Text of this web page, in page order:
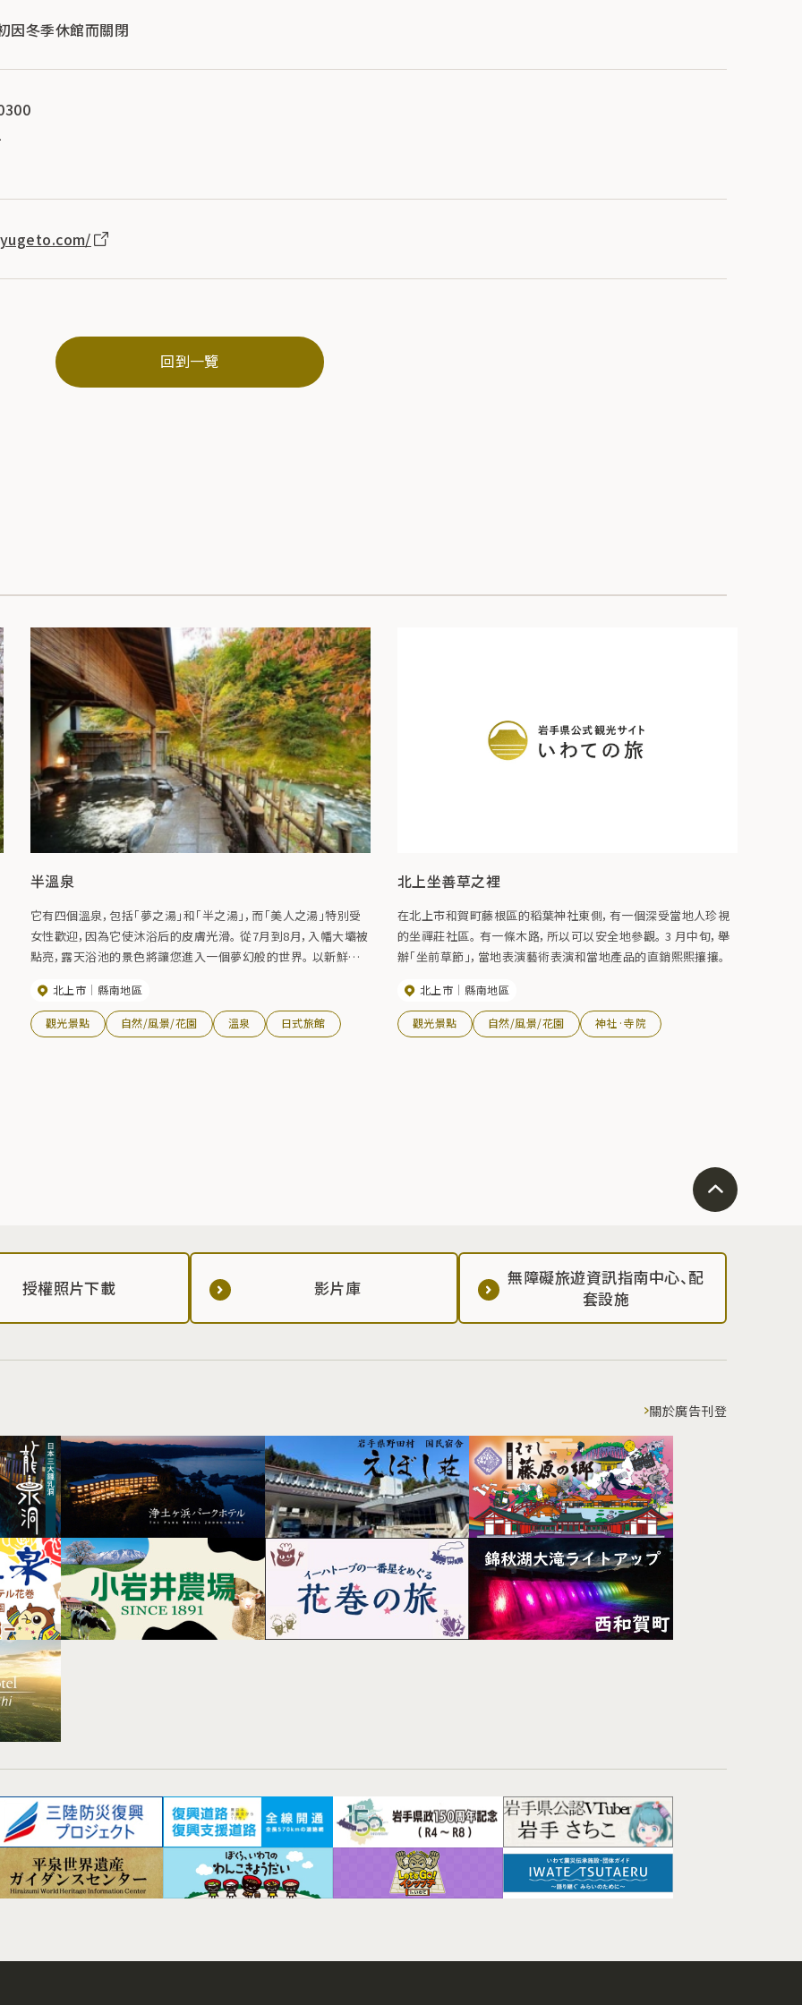
因冬季休館而關閉
回到一覽
半溫泉
它有四個溫泉，包括「夢之湯」和「半之湯」，而「美人之湯」特別受
女性歡迎，因為它使沐浴后的皮膚光滑。 從7月到8月，入幡大壩被
點亮，露天浴池的景色將讓您進入一個夢幻般的世界。 以新鮮的
北上市 縣南地區
觀光景點 自然/風景/花園 溫泉 日式旅館
北上坐善草之裡
在北上市和賀町藤根區的稻葉神社東側，有一個深受當地人珍視
的坐禪莊社區。 有一條木路，所以可以安全地參觀。 3 月中旬，舉
辦「坐前草節」，當地表演藝術表演和當地產品的直銷熙熙攘攘。
北上市 縣南地區
觀光景點 自然/風景/花園 神社·寺院
授權照片下載 影片庫
無障礙旅遊資訊指南中心、配
套設施
關於廣告刊登